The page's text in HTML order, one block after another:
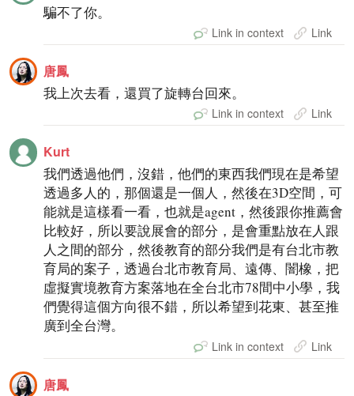
騙不了你。
Link in context Link
唐鳳
我上次去看，還買了旋轉台回來。
Link in context Link
Kurt
我們透過他們，沒錯，他們的東西我們現在是希望
透過多人的，那個還是一個人，然後在3D空間，可
能就是這樣看一看，也就是agent，然後跟你推薦會
比較好，所以要說展會的部分，是會重點放在人跟
人之間的部分，然後教育的部分我們是有台北市教
育局的案子，透過台北市教育局、遠傳、闇橡，把
虛擬實境教育方案落地在全台北市78間中小學，我
們覺得這個方向很不錯，所以希望到花東、甚至推
廣到全台灣。
Link in context Link
唐鳳